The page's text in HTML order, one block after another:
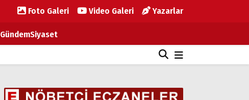
Foto Galeri Video Galeri Yazarlar
GündemSiyaset